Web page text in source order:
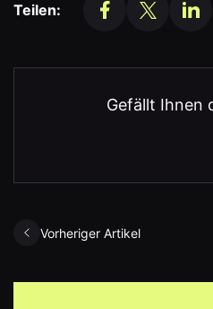
Teilen:
Gefällt Ihnen
Vorheriger Artikel